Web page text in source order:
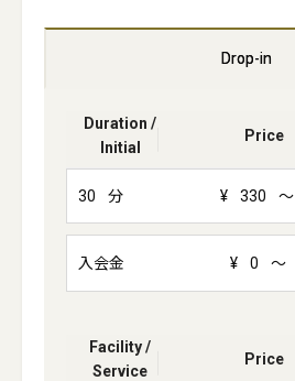
Drop-in
Duration /
Initial
Price
30 分 ¥ 330 ～
入会金 ¥ 0 ～
Facility /
Service
Price